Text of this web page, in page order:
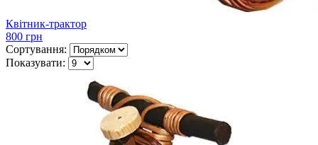
Квітник-трактор
800 грн
Сортування:
Показувати: